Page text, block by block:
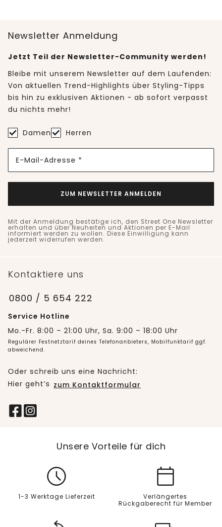
Newsletter Anmeldung
Jetzt Teil der Newsletter-Community werden!
Bleibe mit unserem Newsletter auf dem Laufenden:
Von aktuellen Trend-Highlights über Styling-Tipps
bis hin zu exklusiven Aktionen - ab sofort verpasst
du nichts mehr!
Damen Herren
E-Mail-Adresse *
ZUM NEWSLETTER ANMELDEN
Mit der Anmeldung bestätige ich, den Street One Newsletter
erhalten und über Neuheiten und Aktionen per E-Mail
informiert werden zu wollen. Diese Einwilligung kann
jederzeit widerrufen werden.
Kontaktiere uns
0800 / 5 654 222
Service Hotline
Mo.-Fr. 8:00 – 21:00 Uhr, Sa. 9:00 – 18:00 Uhr
Regulärer Festnetztarif deines Telefonanbieters, Mobilfunktarif ggf.
abweichend.
Oder schreib uns eine Nachricht:
Hier geht’s zum Kontaktformular
Unsere Vorteile für dich
1-3 Werktage Lieferzeit
Verlängertes
Rückgaberecht für Member